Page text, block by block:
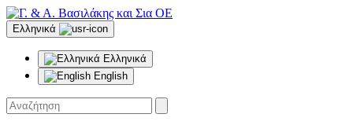
Ελληνικά
Ελληνικά
English